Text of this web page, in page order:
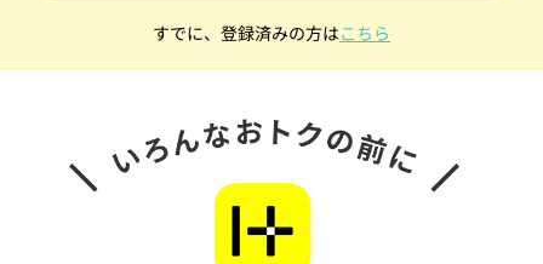
すでに、登録済みの方はこちら